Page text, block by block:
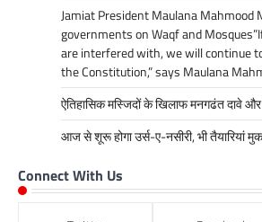
Jamiat President Maulana Mahmood
governments on Waqf and
are interfered with, we will continue
the Constitution,” says Maulana
ऐतिहासिक मस्जिदों के खिलाफ मनगढंत दावे और
आज से शूरू होगा उर्स-ए-नसीरी, भी तैयारियां
Connect With Us